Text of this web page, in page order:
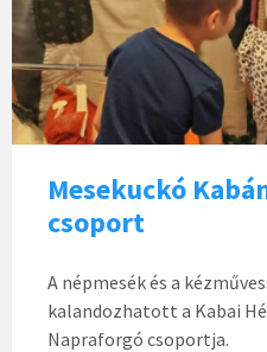
Mesekuckó
csoport
A népmesék és a
kalandozhatott a Kabai
Napraforgó csoportja.